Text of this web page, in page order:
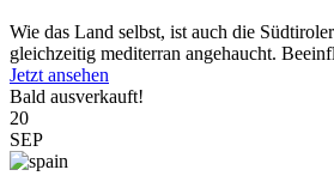
Wie das Land selbst, ist auch die
gleichzeitig mediterran angehaucht.
Jetzt ansehen
Bald ausverkauft!
20
SEP